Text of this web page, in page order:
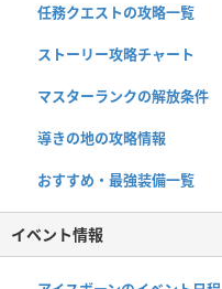
任務クエストの攻略一覧
ストーリー攻略チャート
マスターランクの解放条件
導きの地の攻略情報
おすすめ・最強装備一覧
イベント情報